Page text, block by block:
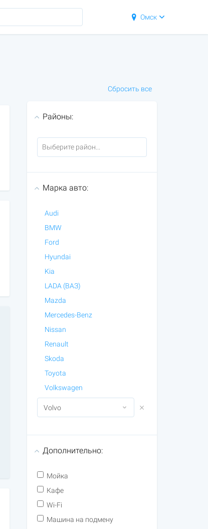
Омск
Сбросить все
Районы:
Марка авто:
Audi
BMW
Ford
Hyundai
Kia
LADA (ВАЗ)
Mazda
Mercedes-Benz
Nissan
Renault
Skoda
Toyota
Volkswagen
Дополнительно:
Мойка
Кафе
Wi-Fi
Машина на подмену